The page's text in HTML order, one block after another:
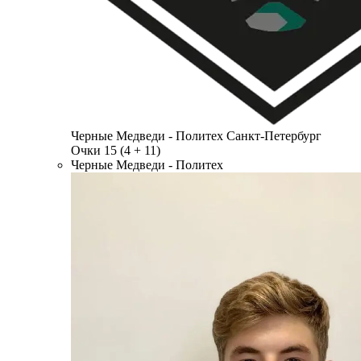
Черные Медведи - Политех Санкт-Петербург
Очки 15 (4 + 11)
Черные Медведи - Политех